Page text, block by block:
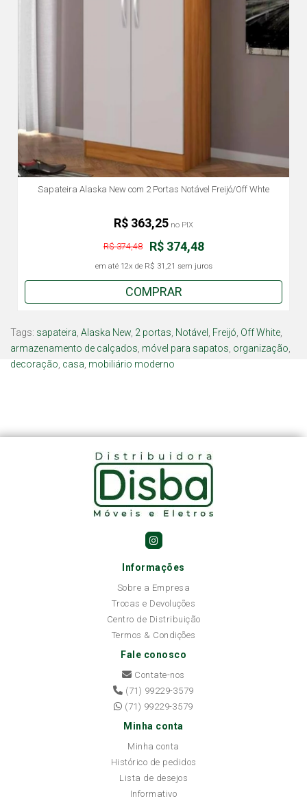
Sapateira Alaska New com 2 Portas Notável Freijó/Off Whte
R$ 374,48
R$ 374,48
em até 12x de R$ 31,21 sem juros
R$ 363,25 no PIX
COMPRAR
Tags: sapateira Alaska New 2 portas Notável Freijó Off White
armazenamento de calçados móvel para sapatos organização
decoração casa mobiliário moderno
Informações
Sobre a Empresa
Trocas e Devoluções
Centro de Distribuição
Termos & Condições
Fale conosco
Contate-nos
(71) 99229-3579
(71) 99229-3579
Minha conta
Minha conta
Histórico de pedidos
Lista de desejos
Informativo